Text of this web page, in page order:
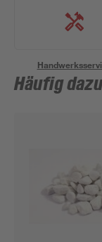
Häufig